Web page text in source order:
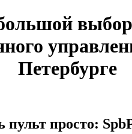
выбор
Петербурге
пульт просто: